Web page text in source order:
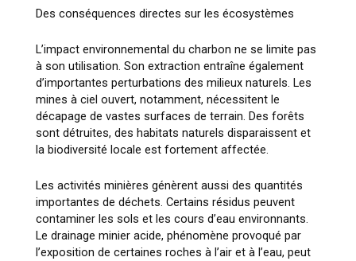
Des conséquences directes sur les écosystèmes
L’impact environnemental du charbon ne se limite pas
à son utilisation. Son extraction entraîne également
d’importantes perturbations des milieux naturels. Les
mines à ciel ouvert, notamment, nécessitent le
décapage de vastes surfaces de terrain. Des forêts
sont détruites, des habitats naturels disparaissent et
la biodiversité locale est fortement affectée.
Les activités minières génèrent aussi des quantités
importantes de déchets. Certains résidus peuvent
contaminer les sols et les cours d’eau environnants.
Le drainage minier acide, phénomène provoqué par
l’exposition de certaines roches à l’air et à l’eau, peut